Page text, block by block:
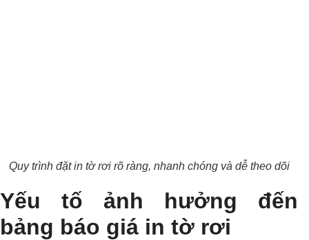
Quy trình đặt in tờ rơi rõ ràng, nhanh chóng và dễ theo dõi
Yếu tố ảnh hưởng đến
bảng báo giá in tờ rơi